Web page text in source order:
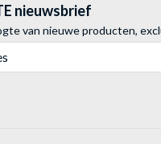
nieuwsbrief
van nieuwe producten,